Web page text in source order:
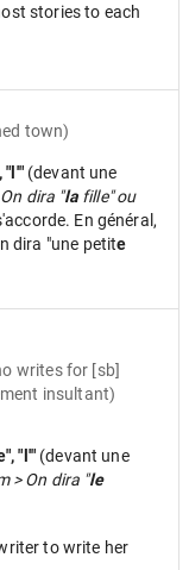
stories to each
town)
"l'" (devant une
dira "lafille" ou
En général,
dira "une petite
writes for [sb]
insultant)
"l'" (devant une
> On dira "le
to write her